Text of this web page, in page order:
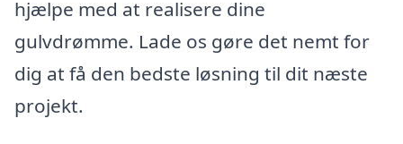
hjælpe med at realisere dine
gulvdrømme. Lade os gøre det nemt for
dig at få den bedste løsning til dit næste
projekt.